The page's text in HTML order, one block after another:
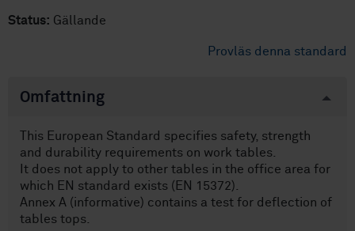
Status: Gällande
Provläs denna standard
Omfattning
This European Standard specifies safety, strength
and durability requirements on work tables.
It does not apply to other tables in the office area for
which EN standard exists (EN 15372).
Annex A (informative) contains a test for deflection of
tables tops.